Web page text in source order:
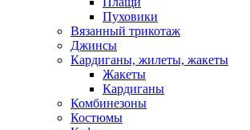
Пуховики
Вязанный трикотаж
Джинсы
Кардиганы, жилеты, жакеты
Жакеты
Кардиганы
Комбинезоны
Костюмы